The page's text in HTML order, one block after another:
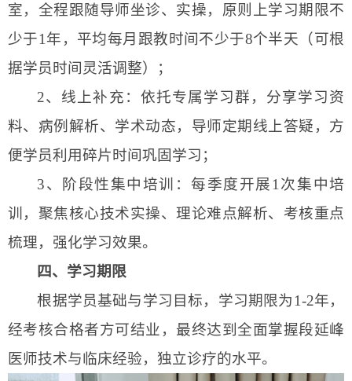
室，全程跟随导师坐诊、实操，原则上学习期限不
少于1年，平均每月跟教时间不少于8个半天（可根
据学员时间灵活调整）；
2、 线上补充：依托专属学习群，分享学习资
料、病例解析、学术动态，导师定期线上答疑，方
便学员利用碎片时间巩固学习；
3、 阶段性集中培训：每季度开展1次集中培
训，聚焦核心技术实操、理论难点解析、考核重点
梳理，强化学习效果。
四、学习期限
根据学员基础与学习目标，学习期限为1-2年，
经考核合格者方可结业，最终达到全面掌握段延峰
医师技术与临床经验，独立诊疗的水平。